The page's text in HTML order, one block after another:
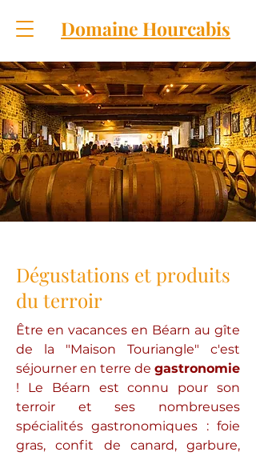
Domaine Hourcabis
Dégustations et produits
du terroir
Être en vacances en Béarn au gîte
de la "Maison Touriangle" c'est
séjourner en terre de gastronomie
! Le Béarn est connu pour son
terroir et ses nombreuses
spécialités gastronomiques : foie
gras, confit de canard, garbure,